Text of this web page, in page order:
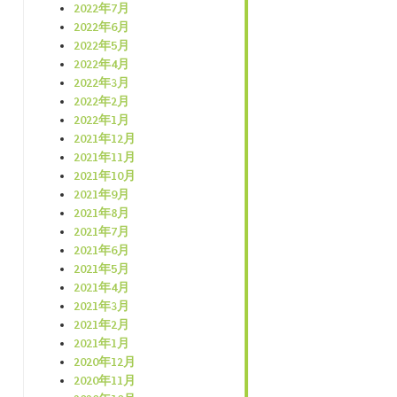
2022年7月
2022年6月
2022年5月
2022年4月
2022年3月
2022年2月
2022年1月
2021年12月
2021年11月
2021年10月
2021年9月
2021年8月
2021年7月
2021年6月
2021年5月
2021年4月
2021年3月
2021年2月
2021年1月
2020年12月
2020年11月